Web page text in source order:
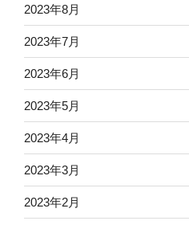
2023年8月
2023年7月
2023年6月
2023年5月
2023年4月
2023年3月
2023年2月